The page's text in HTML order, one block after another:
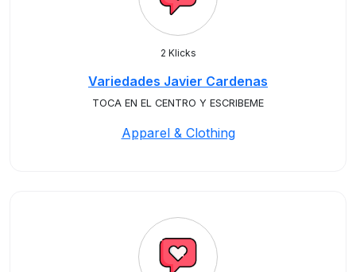
2 Klicks
Variedades Javier Cardenas
TOCA EN EL CENTRO Y ESCRIBEME
Apparel & Clothing